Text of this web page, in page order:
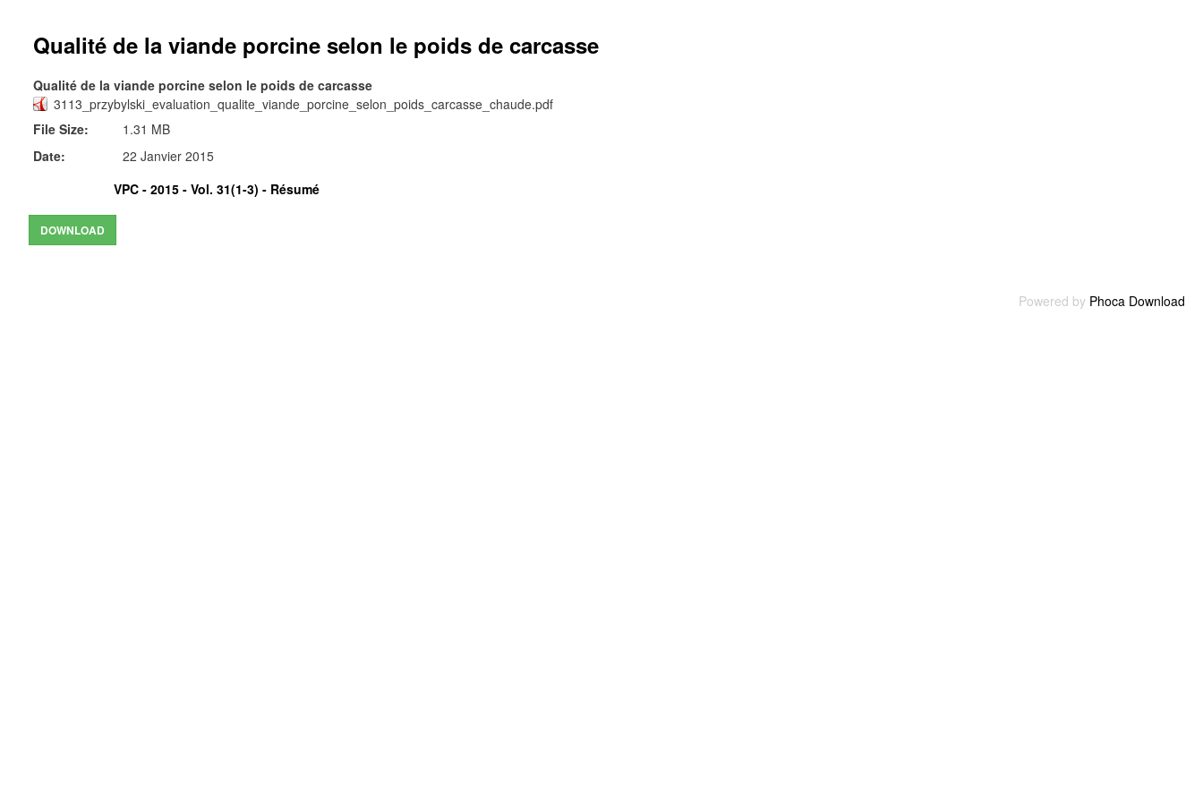
Qualité de la viande porcine selon le poids de carcasse
Qualité de la viande porcine selon le poids de carcasse
3113_przybylski_evaluation_qualite_viande_porcine_selon_poids_carcasse_chaude.pdf
File Size:
1.31 MB
Date:
22 Janvier 2015
VPC - 2015 - Vol. 31(1-3) - Résumé
Powered by Phoca Download